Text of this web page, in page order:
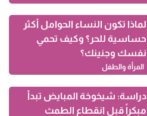
لماذا تكون النساء الحوامل أكثر
حساسية للحر؟ وكيف تحمي
نفسك وجنينك؟
المرأة والطفل
دراسة: شيخوخة المبايض تبدأ
مبكراً قبل انقطاع الطمث